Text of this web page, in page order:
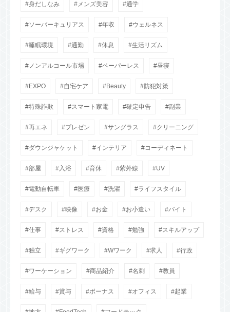
身だしなみ メンズ美容 通学
ソーバーキュリアス 年収 ウェルネス
睡眠環境 通勤 休息 生活リズム
ノンアルコール市場 ペーパーレス 昼寝
EXPO 自宅ケア Beauty 防犯対策
特殊詐欺 スマート家電 確定申告 副業
再エネ プレゼン サングラス クリーニング
ダウンジャケット インテリア コーディネート
部屋 入浴 育休 紫外線 UV
電動自転車 医療 洗濯 ライフスタイル
デスク 映像 お金 お小遣い バイト
仕事 ストレス 資格 勉強 スキルアップ
独立 ギグワーク Wワーク 求人 行政
ワーケーション 商品紹介 名刺 教員
給与 賞与 ボーナス オフィス 起業